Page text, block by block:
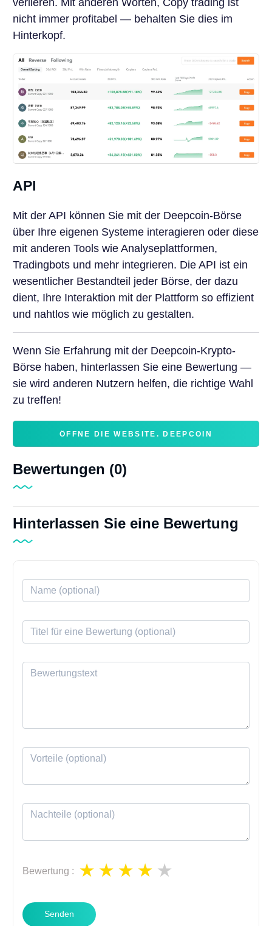
nicht immer profitabel — behalten Sie dies im
Hinterkopf.
API
Mit der API können Sie mit der Deepcoin-Börse
über Ihre eigenen Systeme interagieren oder diese
mit anderen Tools wie Analyseplattformen,
Tradingbots und mehr integrieren. Die API ist ein
wesentlicher Bestandteil jeder Börse, der dazu
dient, Ihre Interaktion mit der Plattform so effizient
und nahtlos wie möglich zu gestalten.
Wenn Sie Erfahrung mit der Deepcoin-Krypto-
Börse haben, hinterlassen Sie eine Bewertung —
sie wird anderen Nutzern helfen, die richtige Wahl
zu treffen!
ÖFFNE DIE WEBSITE. DEEPCOIN
Bewertungen (0)
Hinterlassen Sie eine Bewertung
Bewertung :
Senden